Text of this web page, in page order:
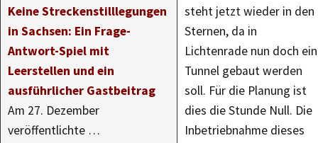
Keine Streckenstilllegungen
in Sachsen: Ein Frage-
Antwort-Spiel mit
Leerstellen und ein
ausführlicher Gastbeitrag
Am 27. Dezember
veröffentlichte …
steht jetzt wieder in den
Sternen, da in
Lichtenrade nun doch ein
Tunnel gebaut werden
soll. Für die Planung ist
dies die Stunde Null. Die
Inbetriebnahme dieses